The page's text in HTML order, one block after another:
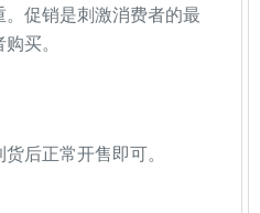
促销是刺激消费者的最
买。
后正常开售即可。